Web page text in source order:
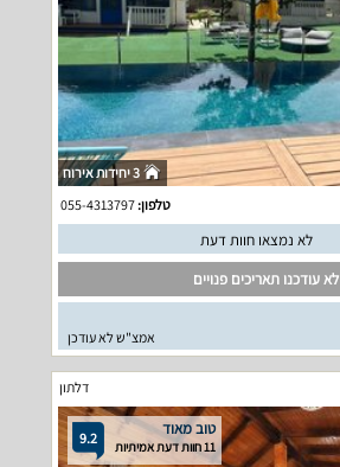
3 יחידות אירוח
טלפון:055-4313797
לא נמצאו חוות דעת
לא עודכנו תאריכים פנויים
אמצ"ש לא עודכן
דלתון
9.2 טוב מאוד
11 חוות דעת אמיתיות